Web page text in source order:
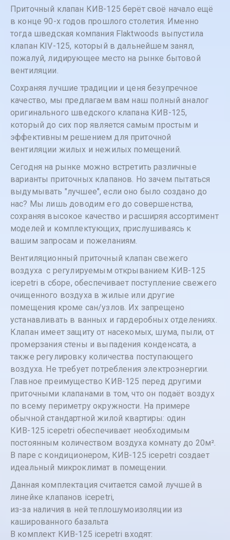
Приточный клапан КИВ-125 берёт своё начало ещё
в конце 90-х годов прошлого столетия. Именно
тогда шведская компания Flaktwoods выпустила
клапан KIV-125, который в дальнейшем занял,
пожалуй, лидирующее место на рынке бытовой
вентиляции.
Сохраняя лучшие традиции и ценя безупречное
качество, мы предлагаем вам наш полный аналог
оригинального шведского клапана КИВ-125,
который до сих пор является самым простым и
эффективным решением для приточной
вентиляции жилых и нежилых помещений.
Сегодня на рынке можно встретить различные
варианты приточных клапанов. Но зачем пытаться
выдумывать "лучшее", если оно было создано до
нас? Мы лишь доводим его до совершенства,
сохраняя высокое качество и расширяя ассортимент
моделей и комплектующих, прислушиваясь к
вашим запросам и пожеланиям.
Вентиляционный приточный клапан свежего
воздуха с регулируемым открыванием КИВ-125
icepetri в сборе, обеспечивает поступление свежего
очищенного воздуха в жилые или другие
помещения кроме сан/узлов. Их запрещено
устанавливать в ванных и гардеробных отделениях.
Клапан имеет защиту от насекомых, шума, пыли, от
промерзания стены и выпадения конденсата, а
также регулировку количества поступающего
воздуха. Не требует потребления электроэнергии.
Главное преимущество КИВ-125 перед другими
приточными клапанами в том, что он подаёт воздух
по всему периметру окружности. На примере
обычной стандартной жилой квартиры: один
КИВ-125 icepetri обеспечивает необходимым
постоянным количеством воздуха комнату до 20м².
В паре с кондиционером, КИВ-125 icepetri создает
идеальный микроклимат в помещении.
Данная комплектация считается самой лучшей в
линейке клапанов icepetri,
из-за наличия в ней теплошумоизоляции из
кашированного базальта
В комплект КИВ-125 icepetri входят: